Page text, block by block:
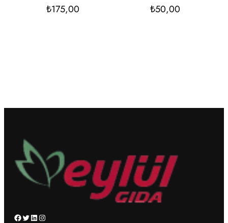
₺175,00 ₺50,00
Facebook Twitter LinkedIn Instagram